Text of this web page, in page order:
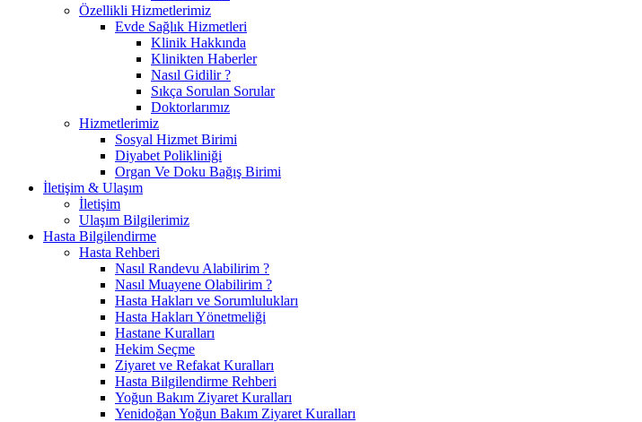
Özellikli Hizmetlerimiz
Evde Sağlık Hizmetleri
Klinik Hakkında
Klinikten Haberler
Nasıl Gidilir ?
Sıkça Sorulan Sorular
Doktorlarımız
Hizmetlerimiz
Sosyal Hizmet Birimi
Diyabet Polikliniği
Organ Ve Doku Bağış Birimi
İletişim & Ulaşım
İletişim
Ulaşım Bilgilerimiz
Hasta Bilgilendirme
Hasta Rehberi
Nasıl Randevu Alabilirim ?
Nasıl Muayene Olabilirim ?
Hasta Hakları ve Sorumlulukları
Hasta Hakları Yönetmeliği
Hastane Kuralları
Hekim Seçme
Ziyaret ve Refakat Kuralları
Hasta Bilgilendirme Rehberi
Yoğun Bakım Ziyaret Kuralları
Yenidoğan Yoğun Bakım Ziyaret Kuralları